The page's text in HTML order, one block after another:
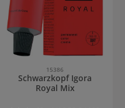
15386
Schwarzkopf Igora
Royal Mix